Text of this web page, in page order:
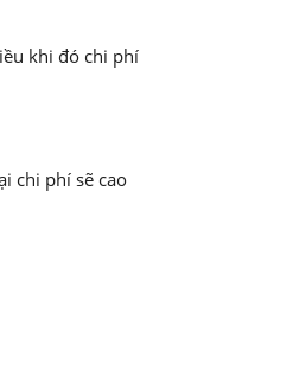
khi đó chi phí
chi phí sẽ cao